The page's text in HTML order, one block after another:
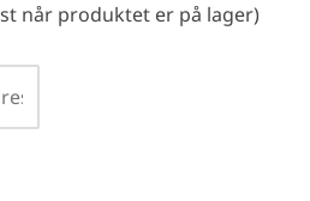
når produktet er på lager)